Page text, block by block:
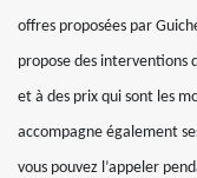
offres proposées par
propose des interventions
et à des prix qui sont les
accompagne également
vous pouvez l’appeler